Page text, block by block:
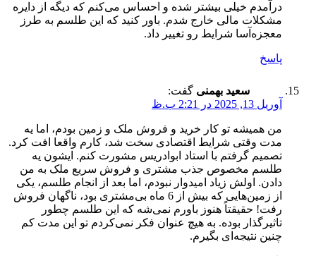
درآمدم خیلی بیشتر شده و احساس می‌کنم که دیگه از دایره
مشکلات مالی خارج شدم. باور کنید که این طلسم به طرز
معجزه‌آسا شرایط رو تغییر داد.
پاسخ
سعید بهمنی گفت:
آوریل 13, 2025 در 2:21 ب.ظ
من همیشه تو کار خرید و فروش ملک و زمین بودم، اما یه
مدت وقتی شرایط اقتصادی سخت شد، کارم واقعا افت کرد.
تصمیم گرفتم با استاد ابوادریس مشورت کنم. ایشون یه
طلسم مخصوص جذب مشتری و فروش سریع ملک به من
دادن. اولش زیاد امیدوار نبودم، اما بعد از انجام طلسم، یکی
از زمین‌هایی که بیش از 6 ماه بی‌مشتری بود، ناگهان فروش
رفت! حقیقتاً هنوز باورم نمی‌شه که این طلسم چطور
تاثیرگذار بوده. به هیچ عنوان فکر نمی‌کردم تو این مدت کم
چنین نتیجه‌ای بگیرم.